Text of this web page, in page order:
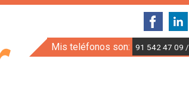
Mis teléfonos son: 91 542 47 09 /